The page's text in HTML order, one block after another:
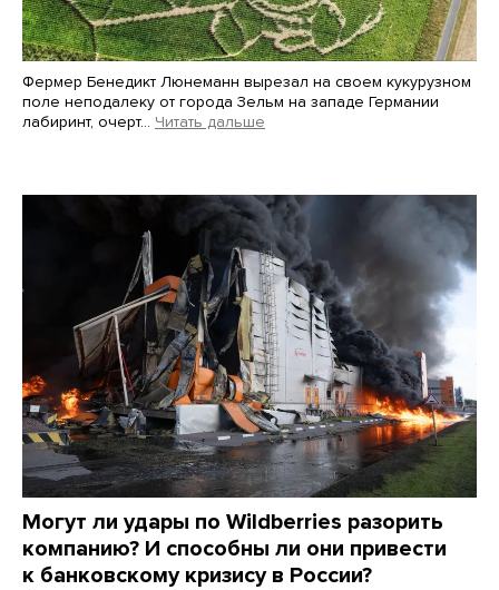
Фермер Бенедикт Люнеманн вырезал на своем кукурузном
поле неподалеку от города Зельм на западе Германии
лабиринт, очерт… Читать дальше
Могут ли удары по Wildberries разорить
компанию? И способны ли они привести
к банковскому кризису в России?